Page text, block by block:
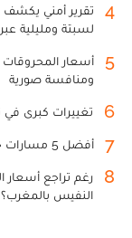
4
تقرير أمني يكشف
لسبتة ومليلية
5
أسعار
ومنافسة صورية
6 تغييرات كبرى في
7 أفضل 5 مسارات جوية بإفريقيا وأكثرها ازدحاما
8
رغم تراجع أسعار
النفيس بالمغرب؟